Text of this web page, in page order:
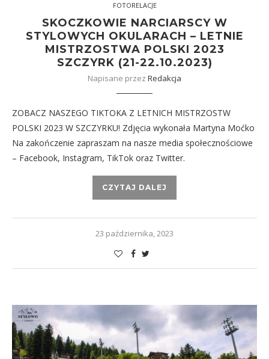
FOTORELACJE
SKOCZKOWIE NARCIARSCY W
STYLOWYCH OKULARACH – LETNIE
MISTRZOSTWA POLSKI 2023
SZCZYRK (21-22.10.2023)
Napisane przez Redakcja
ZOBACZ NASZEGO TIKTOKA Z LETNICH MISTRZOSTW
POLSKI 2023 W SZCZYRKU! Zdjęcia wykonała Martyna Moćko
Na zakończenie zapraszam na nasze media społecznościowe
– Facebook, Instagram, TikTok oraz Twitter.
CZYTAJ DALEJ
23 października, 2023